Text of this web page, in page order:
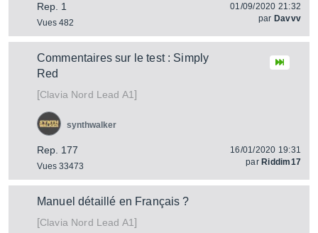
Rep. 1
Vues 482
01/09/2020 21:32
par Davvv
Commentaires sur le test : Simply
Red
[Clavia Nord Lead A1]
Rep. 177
Vues 33473
synthwalker
16/01/2020 19:31
par Riddim17
Manuel détaillé en Français ?
[Clavia Nord Lead A1]